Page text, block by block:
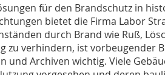
für den Brandschutz in
bietet die Firma Labor
durch Brand wie Ruß,
zu verhindern, ist vorbeugender
und Archiven wichtig. Viele